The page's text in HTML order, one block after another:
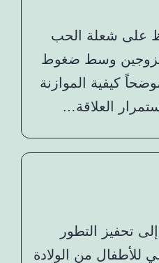
على شعلة الحب
وسط ضغوط
كيفية الموازنة
العلاقة…
تحفيز التطور
من الولادة